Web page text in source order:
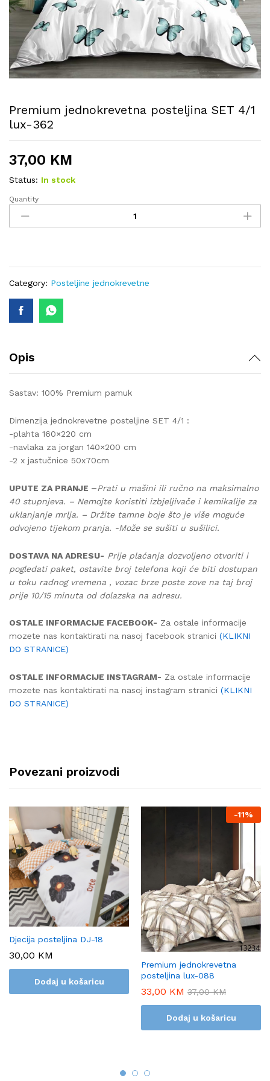
Premium jednokrevetna posteljina SET 4/1
lux-362
37,00 KM
Status: In stock
Premium
jednokrevetna
posteljina
lux-
362
Quantity
Category: Posteljine jednokrevetne
Opis
Sastav: 100% Premium pamuk
Dimenzija jednokrevetne posteljine SET 4/1 :
-plahta 160×220 cm
-navlaka za jorgan 140×200 cm
-2 x jastučnice 50x70cm
UPUTE ZA PRANJE –Prati u mašini ili ručno na maksimalno
40 stupnjeva. – Nemojte koristiti izbjeljivače i kemikalije za
uklanjanje mrlja. – Držite tamne boje što je više moguće
odvojeno tijekom pranja. -Može se sušiti u sušilici.
DOSTAVA NA ADRESU- Prije plaćanja dozvoljeno otvoriti i
pogledati paket, ostavite broj telefona koji će biti dostupan
u toku radnog vremena , vozac brze poste zove na taj broj
prije 10/15 minuta od dolazska na adresu.
OSTALE INFORMACIJE FACEBOOK- Za ostale informacije
mozete nas kontaktirati na nasoj facebook stranici (KLIKNI
DO STRANICE)
OSTALE INFORMACIJE INSTAGRAM- Za ostale informacije
mozete nas kontaktirati na nasoj instagram stranici (KLIKNI
DO STRANICE)
Povezani proizvodi
Djecija posteljina DJ-18
30,00 KM
Dodaj u košaricu
-11%
Premium jednokrevetna
posteljina lux-088
33,00 KM 37,00KM
Dodaj u košaricu